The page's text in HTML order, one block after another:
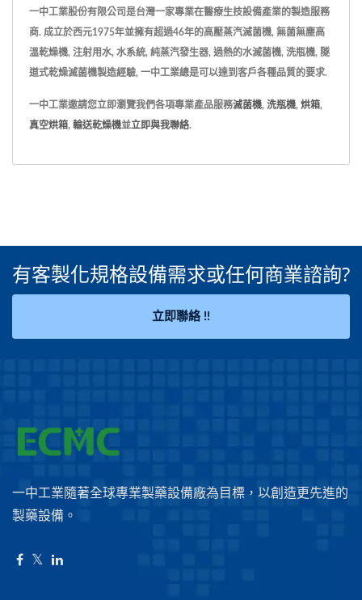
一中工業股份有限公司是台灣一家專業在醫療生技設備產業的製造服務
商. 成立於西元1975年並擁有超過46年的高壓蒸汽滅菌機, 無菌無塵高
溫乾燥機, 注射用水, 水系統, 純蒸汽發生器, 過熱的水滅菌機, 洗瓶機, 隧
道式乾燥滅菌機製造經驗, 一中工業總是可以達到客戶各種品質的要求.
一中工業邀請您立即瀏覽我們各項專業產品服務滅菌機, 洗瓶機, 烘箱,
真空烘箱, 輸送乾燥機並立即與我聯絡.
有客製化規格設備需求或任何商業諮詢?
立即聯絡 !!
一中工業隨著全球專業製藥設備廠為目標，以創造更先進的
製藥設備。